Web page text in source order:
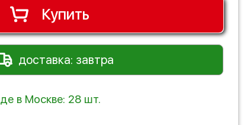
Купить
доставка: завтра
в Москве: 28 шт.